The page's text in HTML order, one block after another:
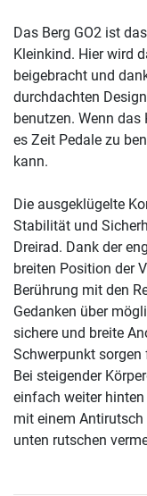
Das Berg GO2 ist
Kleinkind. Hier wird
beigebracht und
durchdachten
benutzen. Wenn
es Zeit Pedale zu
kann.
Die ausgeklügelte
Stabilität und
Dreirad. Dank der
breiten Position der
Berührung mit den
Gedanken über
sichere und breite
Schwerpunkt sorgen
Bei steigender
einfach weiter
mit einem
unten rutschen